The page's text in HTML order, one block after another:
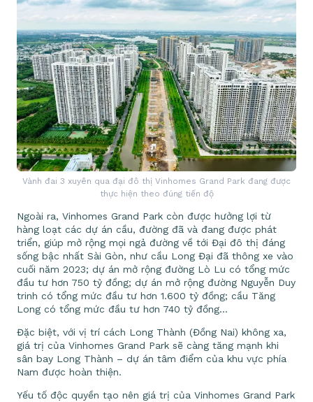
Vành đai 3 xuyên qua đại đô thị Vinhomes Grand Park đang được
thực hiện theo đúng tiến độ
Ngoài ra, Vinhomes Grand Park còn được hưởng lợi từ
hàng loạt các dự án cầu, đường đã và đang được phát
triển, giúp mở rộng mọi ngả đường về tới Đại đô thị đáng
sống bậc nhất Sài Gòn, như cầu Long Đại đã thông xe vào
cuối năm 2023; dự án mở rộng đường Lò Lu có tổng mức
đầu tư hơn 750 tỷ đồng; dự án mở rộng đường Nguyễn Duy
trinh có tổng mức đầu tư hơn 1.600 tỷ đồng; cầu Tăng
Long có tổng mức đầu tư hơn 740 tỷ đồng…
Đặc biệt, với vị trí cách Long Thành (Đồng Nai) không xa,
giá trị của Vinhomes Grand Park sẽ càng tăng mạnh khi
sân bay Long Thành – dự án tâm điểm của khu vực phía
Nam được hoàn thiện.
Yếu tố độc quyền tạo nên giá trị của Vinhomes Grand Park